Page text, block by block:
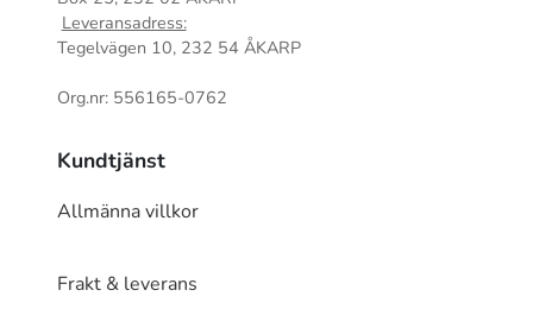
Leveransadress:
Tegelvägen 10, 232 54 ÅKARP
Org.nr: 556165-0762
Kundtjänst
Allmänna villkor
Frakt & leverans